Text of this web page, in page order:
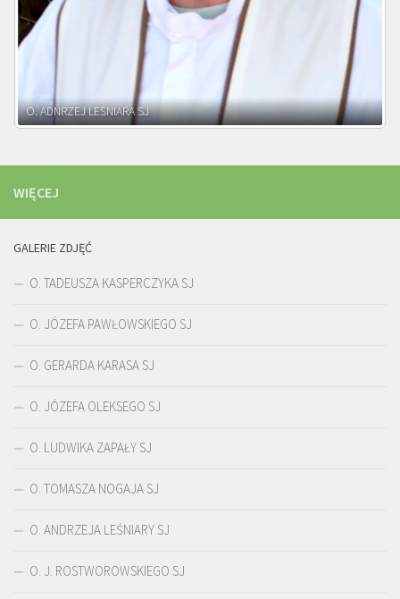
WIĘCEJ
GALERIE ZDJĘĆ
O. TADEUSZA KASPERCZYKA SJ
O. JÓZEFA PAWŁOWSKIEGO SJ
O. GERARDA KARASA SJ
O. JÓZEFA OLEKSEGO SJ
O. LUDWIKA ZAPAŁY SJ
O. TOMASZA NOGAJA SJ
O. ANDRZEJA LEŚNIARY SJ
O. J. ROSTWOROWSKIEGO SJ